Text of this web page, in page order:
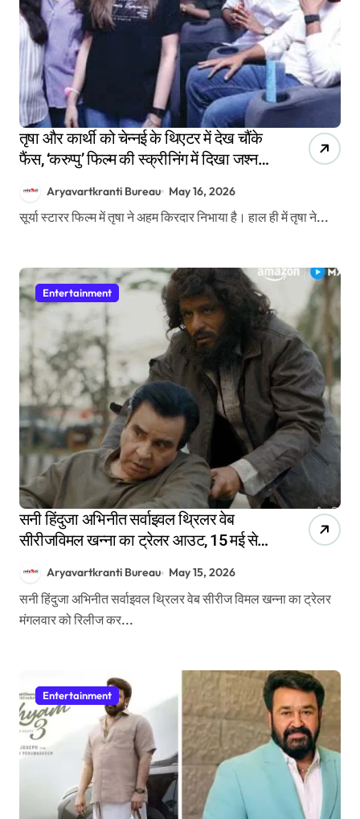
तृषा और कार्थी को चेन्नई के थिएटर में देख चौंके
फैंस, ‘करुप्पु’ फिल्म की स्क्रीनिंग में दिखा जश्न
Aryavartkranti Bureau May 16, 2026
सूर्या स्टारर फिल्म में तृषा ने अहम किरदार निभाया है। हाल ही में तृषा ने...
Entertainment
सनी हिंदुजा अभिनीत सर्वाइवल थ्रिलर वेब
सीरीजविमल खन्ना का ट्रेलर आउट, 15 मई से
Aryavartkranti Bureau May 15, 2026
सनी हिंदुजा अभिनीत सर्वाइवल थ्रिलर वेब सीरीज विमल खन्ना का ट्रेलर
मंगलवार को रिलीज कर...
Entertainment